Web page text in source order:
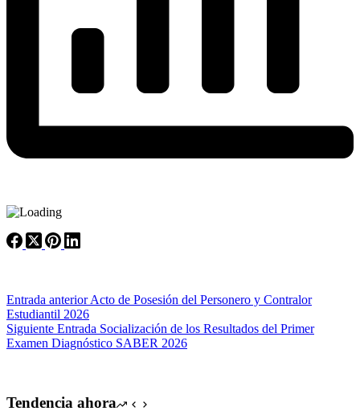
Entrada anteriorActo de Posesión del Personero y Contralor
Estudiantil 2026
Siguiente Entrada Socialización de los Resultados del Primer
Examen Diagnóstico SABER 2026
Tendencia ahora